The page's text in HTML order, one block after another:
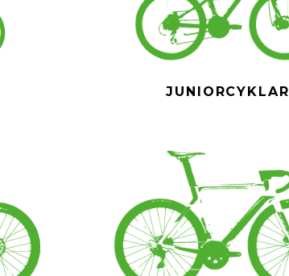
JUNIORCYKLAR